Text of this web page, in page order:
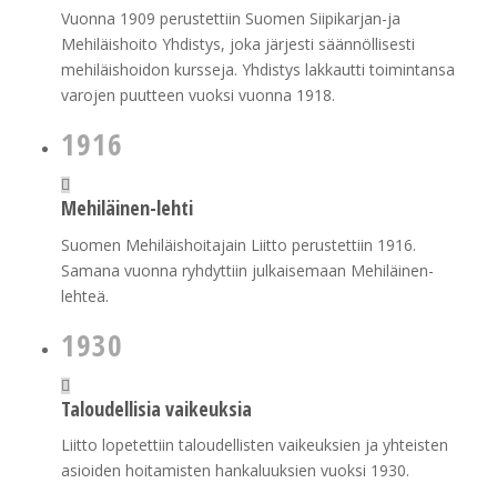
Vuonna 1909 perustettiin Suomen Siipikarjan-ja
Mehiläishoito Yhdistys, joka järjesti säännöllisesti
mehiläishoidon kursseja. Yhdistys lakkautti toimintansa
varojen puutteen vuoksi vuonna 1918.
1916
Mehiläinen-lehti
Suomen Mehiläishoitajain Liitto perustettiin 1916.
Samana vuonna ryhdyttiin julkaisemaan Mehiläinen-
lehteä.
1930
Taloudellisia vaikeuksia
Liitto lopetettiin taloudellisten vaikeuksien ja yhteisten
asioiden hoitamisten hankaluuksien vuoksi 1930.